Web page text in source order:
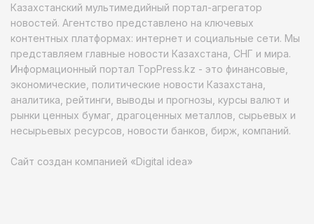
Казахстанский мультимедийный портал-агрегатор
новостей. Агентство представлено на ключевых
контентных платформах: интернет и социальные сети. Мы
представляем главные новости Казахстана, СНГ и мира.
Информационный портал TopPress.kz - это финансовые,
экономические, политические новости Казахстана,
аналитика, рейтинги, выводы и прогнозы, курсы валют и
рынки ценных бумаг, драгоценных металлов, сырьевых и
несырьевых ресурсов, новости банков, бирж, компаний.
Сайт создан компанией «Digital idea»